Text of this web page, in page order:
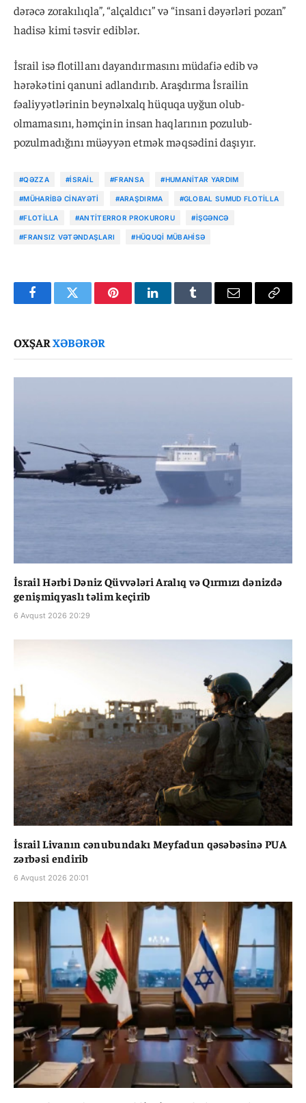
dərəcə zorakılıqla”, “alçaldıcı” və “insani dəyərləri pozan”
hadisə kimi təsvir ediblər.
İsrail isə flotillanı dayandırmasını müdafiə edib və
hərəkətini qanuni adlandırıb. Araşdırma İsrailin
fəaliyyətlərinin beynəlxalq hüquqa uyğun olub-
olmamasını, həmçinin insan haqlarının pozulub-
pozulmadığını müəyyən etmək məqsədini daşıyır.
#QƏZZA #İSRAIL #FRANSA #HUMANITAR YARDIM
#MÜHARIBƏ CINAYƏTI #ARAŞDIRMA #GLOBAL SUMUD FLOTILLA
#FLOTILLA #ANTITERROR PROKURORU #IŞGƏNCƏ
#FRANSIZ VƏTƏNDAŞLARI #HÜQUQI MÜBAHISƏ
FacebookTwitter PinterestLinkedInTumblr Email
Copy
OXŞARXƏBƏRƏR
İsrail Hərbi Dəniz Qüvvələri Aralıq və Qırmızı dənizdə
genişmiqyaslı təlim keçirib
6 Avqust 2026 20:29
İsrail Livanın cənubundakı Meyfadun qəsəbəsinə PUA
zərbəsi endirib
6 Avqust 2026 20:01